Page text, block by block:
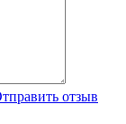
отзыв